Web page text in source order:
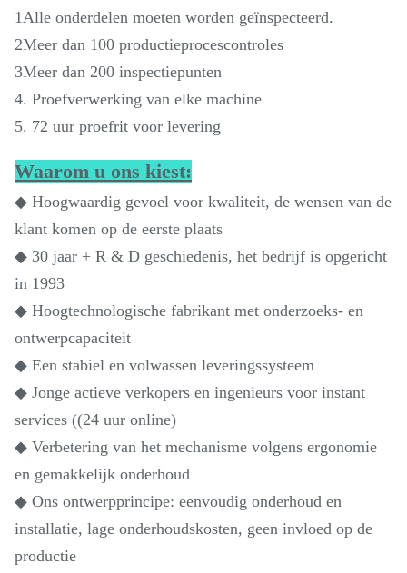
1Alle onderdelen moeten worden geïnspecteerd.
2Meer dan 100 productieprocescontroles
3Meer dan 200 inspectiepunten
4. Proefverwerking van elke machine
5. 72 uur proefrit voor levering
Waarom u ons kiest:
◆ Hoogwaardig gevoel voor kwaliteit, de wensen van de
klant komen op de eerste plaats
◆ 30 jaar + R & D geschiedenis, het bedrijf is opgericht
in 1993
◆ Hoogtechnologische fabrikant met onderzoeks- en
ontwerpcapaciteit
◆ Een stabiel en volwassen leveringssysteem
◆ Jonge actieve verkopers en ingenieurs voor instant
services ((24 uur online)
◆ Verbetering van het mechanisme volgens ergonomie
en gemakkelijk onderhoud
◆ Ons ontwerpprincipe: eenvoudig onderhoud en
installatie, lage onderhoudskosten, geen invloed op de
productie